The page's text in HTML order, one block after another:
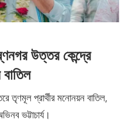
উত্তর কেন্দ্রে
তৃণমূল প্রার্থীর মনোনয়ন বাতিল,
ভট্টাচার্য।